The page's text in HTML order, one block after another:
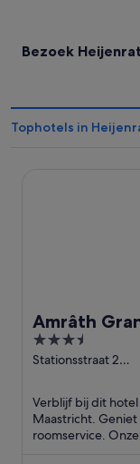
Bezoek
Tophotels in
Amrâth
l'Empereur
3.5
out
5
Stationsstraat 2
Verblijf bij dit
Maastricht.
roomservice.